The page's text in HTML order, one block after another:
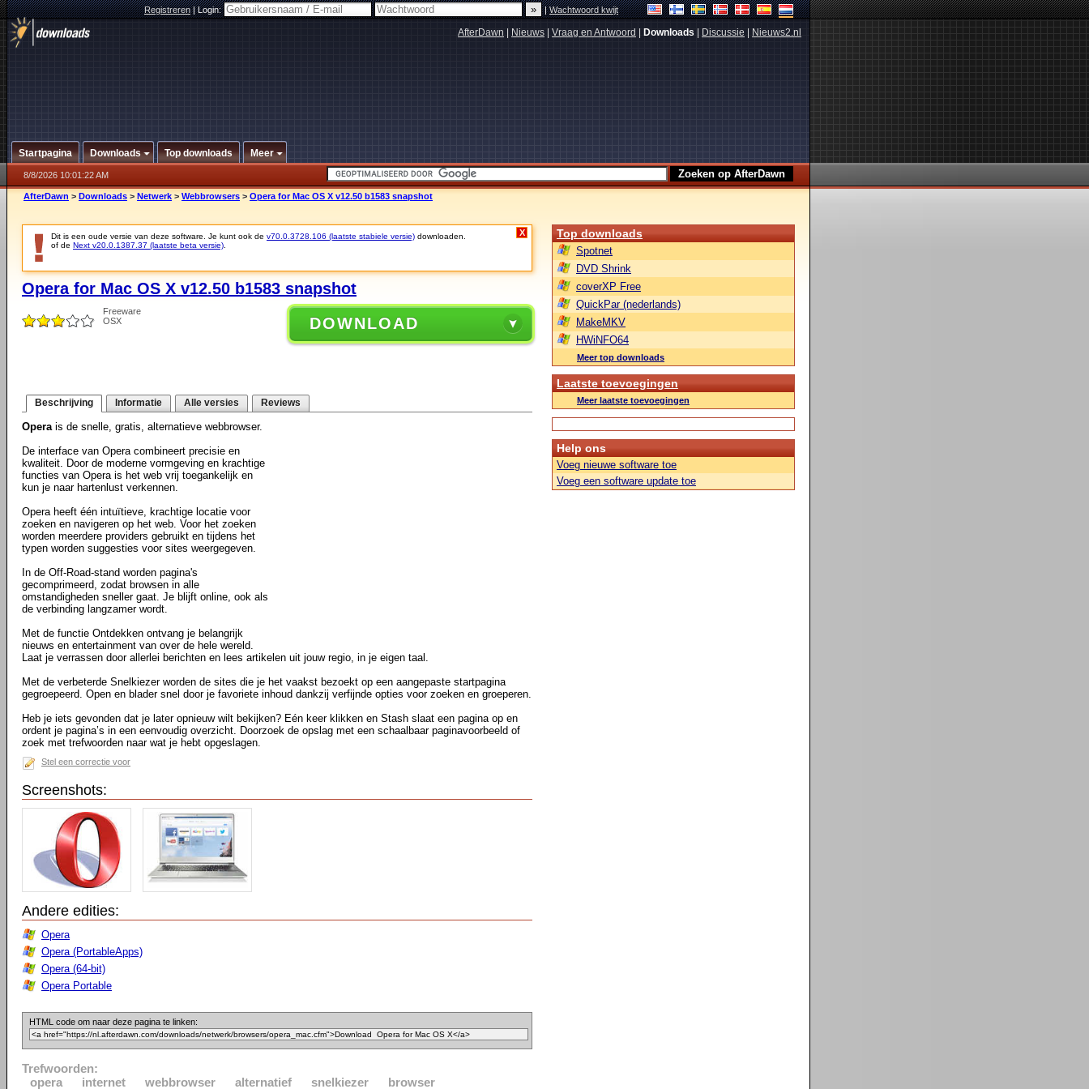
Registreren|Login: |Wachtwoord kwijt
AfterDawn Nieuws Vraag en Antwoord Downloads Discussie Nieuws2.nl
Startpagina Downloads Top downloads Meer
8/8/2026 10:01:22 AM
AfterDawn > Downloads > Netwerk > Webbrowsers > Opera for Mac OS X v12.50 b1583 snapshot
Dit is een oude versie van deze software. Je kunt ook de v70.0.3728.106 (laatste stabiele versie) downloaden.
of de Next v20.0.1387.37 (laatste beta versie)
X
Opera for Mac OS X v12.50 b1583 snapshot
Freeware
OSX
DOWNLOAD
Beschrijving Informatie Alle versies Reviews
Operais de snelle, gratis, alternatieve webbrowser.
De interface van Opera combineert precisie en
kwaliteit. Door de moderne vormgeving en krachtige
functies van Opera is het web vrij toegankelijk en
kun je naar hartenlust verkennen.
Opera heeft één intuïtieve, krachtige locatie voor
zoeken en navigeren op het web. Voor het zoeken
worden meerdere providers gebruikt en tijdens het
typen worden suggesties voor sites weergegeven.
In de Off-Road-stand worden pagina's
gecomprimeerd, zodat browsen in alle
omstandigheden sneller gaat. Je blijft online, ook als
de verbinding langzamer wordt.
Met de functie Ontdekken ontvang je belangrijk
nieuws en entertainment van over de hele wereld.
Laat je verrassen door allerlei berichten en lees artikelen uit jouw regio, in je eigen taal.
Met de verbeterde Snelkiezer worden de sites die je het vaakst bezoekt op een aangepaste startpagina
gegroepeerd. Open en blader snel door je favoriete inhoud dankzij verfijnde opties voor zoeken en groeperen.
Heb je iets gevonden dat je later opnieuw wilt bekijken? Eén keer klikken en Stash slaat een pagina op en
ordent je pagina’s in een eenvoudig overzicht. Doorzoek de opslag met een schaalbaar paginavoorbeeld of
zoek met trefwoorden naar wat je hebt opgeslagen.
Stel een correctie voor
Screenshots:
Andere edities:
Opera
Opera (PortableApps)
Opera (64-bit)
Opera Portable
HTML code om naar deze pagina te linken:
Trefwoorden:
opera
internet webbrowser alternatief snelkiezer browser
Top downloads
Spotnet
DVD Shrink
coverXP Free
QuickPar (nederlands)
MakeMKV
HWiNFO64
Meer top downloads
Laatste toevoegingen
Meer laatste toevoegingen
Help ons
Voeg nieuwe software toe
Voeg een software update toe